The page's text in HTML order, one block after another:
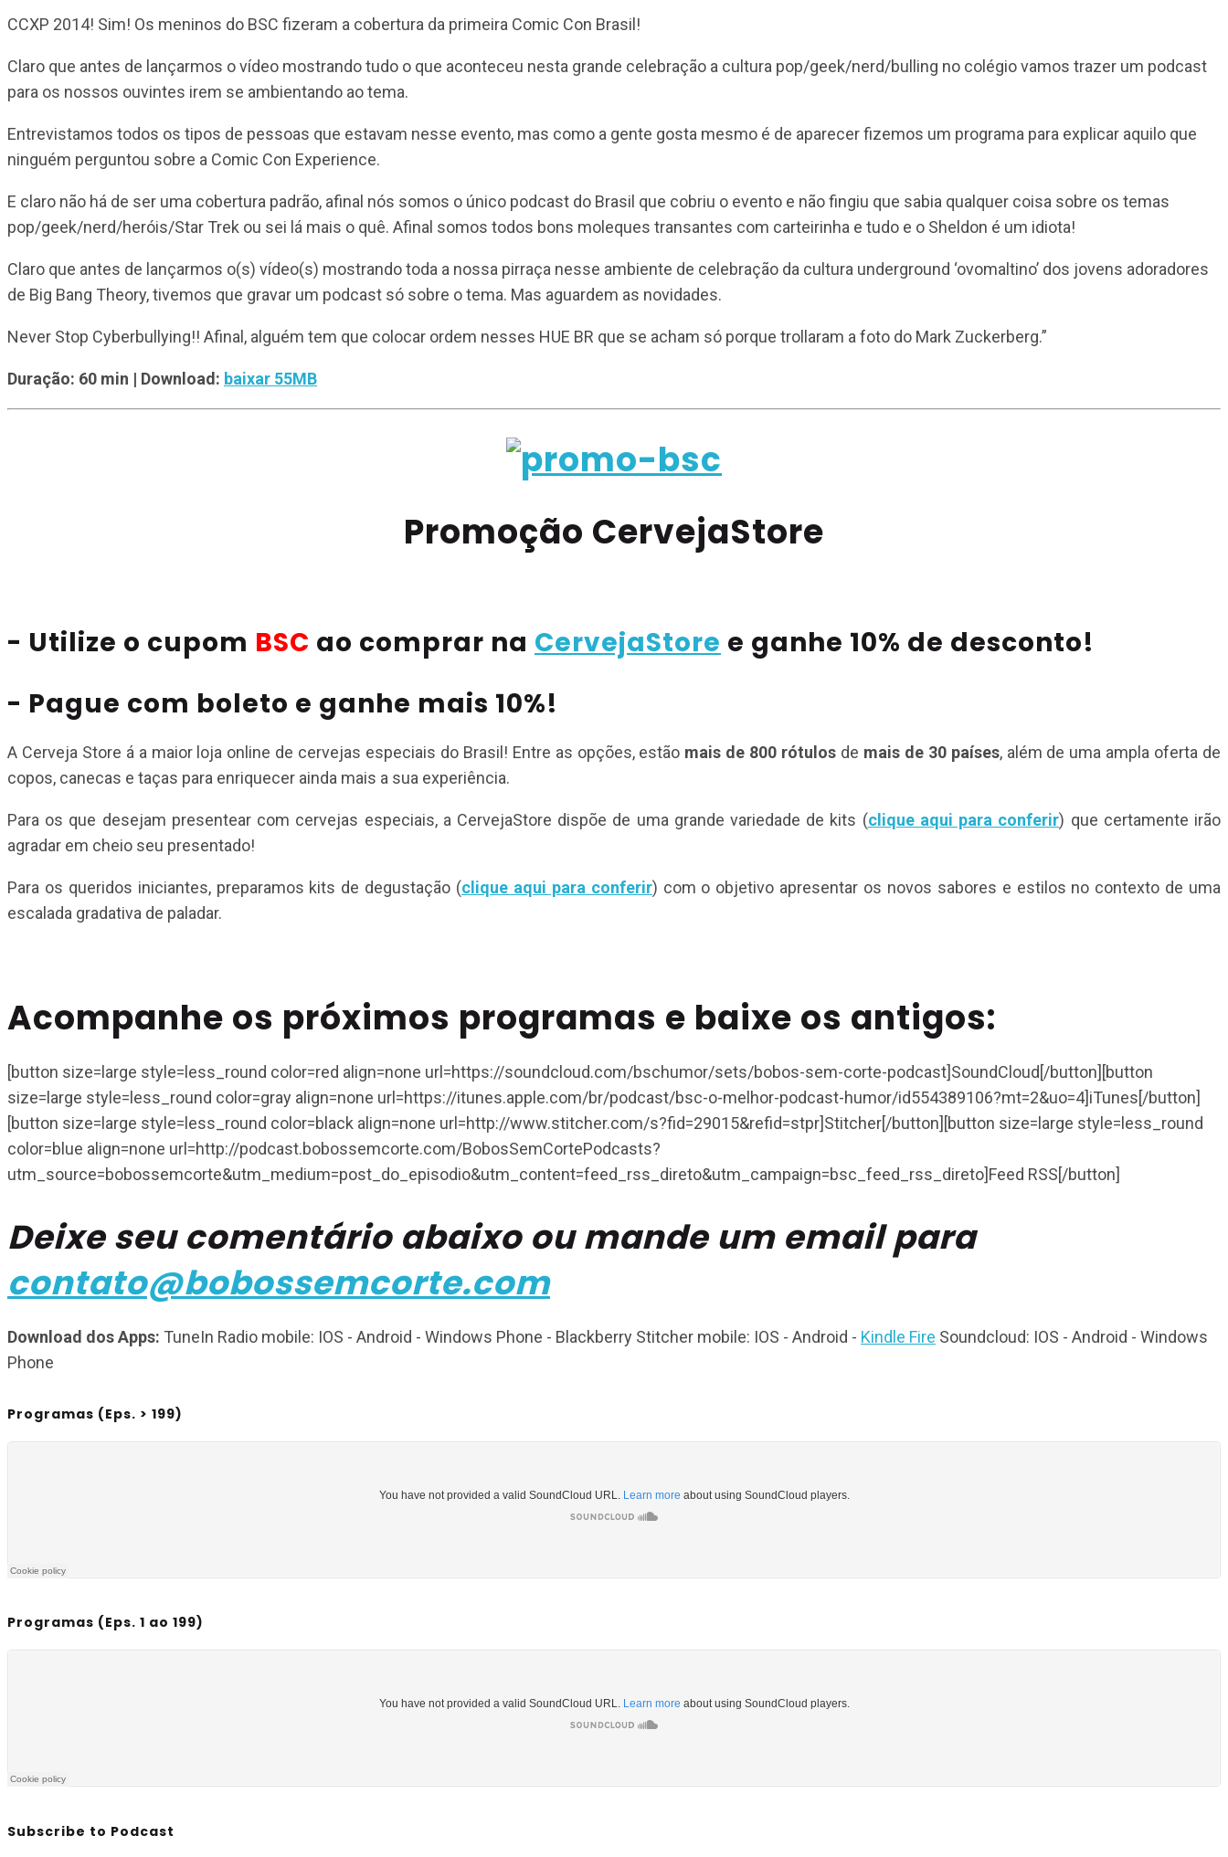
CCXP 2014! Sim! Os meninos do BSC fizeram a cobertura da primeira Comic Con Brasil!
Claro que antes de lançarmos o vídeo mostrando tudo o que aconteceu nesta grande celebração a cultura pop/geek/nerd/bulling no colégio vamos trazer um podcast
para os nossos ouvintes irem se ambientando ao tema.
Entrevistamos todos os tipos de pessoas que estavam nesse evento, mas como a gente gosta mesmo é de aparecer fizemos um programa para explicar aquilo que
ninguém perguntou sobre a Comic Con Experience.
E claro não há de ser uma cobertura padrão, afinal nós somos o único podcast do Brasil que cobriu o evento e não fingiu que sabia qualquer coisa sobre os temas
pop/geek/nerd/heróis/Star Trek ou sei lá mais o quê. Afinal somos todos bons moleques transantes com carteirinha e tudo e o Sheldon é um idiota!
Claro que antes de lançarmos o(s) vídeo(s) mostrando toda a nossa pirraça nesse ambiente de celebração da cultura underground ‘ovomaltino’ dos jovens adoradores
de Big Bang Theory, tivemos que gravar um podcast só sobre o tema. Mas aguardem as novidades.
Never Stop Cyberbullying!! Afinal, alguém tem que colocar ordem nesses HUE BR que se acham só porque trollaram a foto do Mark Zuckerberg.”
Duração: 60 min | Download: baixar 55MB
Promoção CervejaStore
- Utilize o cupom BSC ao comprar na CervejaStore e ganhe 10% de desconto!
- Pague com boleto e ganhe mais 10%!
A Cerveja Store á a maior loja online de cervejas especiais do Brasil! Entre as opções, estão mais de 800 rótulos de mais de 30 países, além de uma ampla oferta de
copos, canecas e taças para enriquecer ainda mais a sua experiência.
Para os que desejam presentear com cervejas especiais, a CervejaStore dispõe de uma grande variedade de kits (clique aqui para conferir) que certamente irão
agradar em cheio seu presentado!
Para os queridos iniciantes, preparamos kits de degustação (clique aqui para conferir) com o objetivo apresentar os novos sabores e estilos no contexto de uma
escalada gradativa de paladar.
Acompanhe os próximos programas e baixe os antigos:
[button size=large style=less_round color=red align=none url=https://soundcloud.com/bschumor/sets/bobos-sem-corte-podcast]SoundCloud[/button][button
size=large style=less_round color=gray align=none url=https://itunes.apple.com/br/podcast/bsc-o-melhor-podcast-humor/id554389106?mt=2&uo=4]iTunes[/button]
[button size=large style=less_round color=black align=none url=http://www.stitcher.com/s?fid=29015&refid=stpr]Stitcher[/button][button size=large style=less_round
color=blue align=none url=http://podcast.bobossemcorte.com/BobosSemCortePodcasts?
utm_source=bobossemcorte&utm_medium=post_do_episodio&utm_content=feed_rss_direto&utm_campaign=bsc_feed_rss_direto]Feed RSS[/button]
Deixe seu comentário abaixo ou mande um email para
contato@bobossemcorte.com
Download dos Apps: TuneIn Radio mobile: IOS - Android - Windows Phone - Blackberry Stitcher mobile: IOS - Android - Kindle Fire Soundcloud: IOS - Android - Windows
Phone
Programas (Eps. > 199)
Programas (Eps. 1 ao 199)
Subscribe to Podcast